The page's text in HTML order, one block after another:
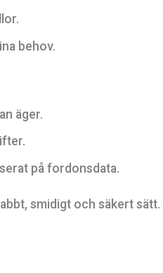
behov.
äger.
på fordonsdata.
smidigt och säkert sätt.